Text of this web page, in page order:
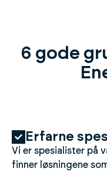
6 gode
Erfarne
Vi er spesialister på
finner løsningene